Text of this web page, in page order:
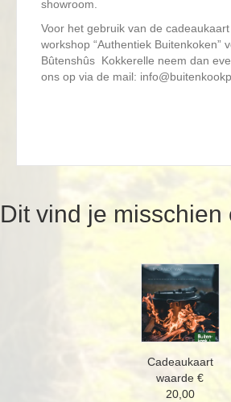
showroom.
Voor het gebruik van de
workshop “Authentiek Buitenkoken”
Bûtenshûs Kokkerelle neem dan
ons op via de mail:
Dit vind je misschien
Cadeaukaart
waarde €
20,00